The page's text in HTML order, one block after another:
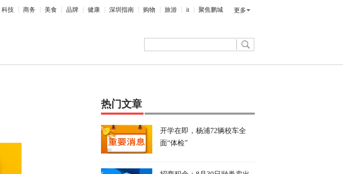
科技 商务 美食 品牌 健康 深圳指南 购物 旅游 it 聚焦鹏城 更多
热门文章
开学在即，杨浦72辆校车全
面“体检”